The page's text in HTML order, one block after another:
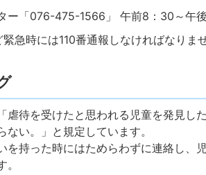
ー「076-475-1566」 午前8：30～午
急時には110番通報しなければなりませ
虐待を受けたと思われる児童を発見し
い。」と規定しています。
を持った時にはためらわずに連絡し、